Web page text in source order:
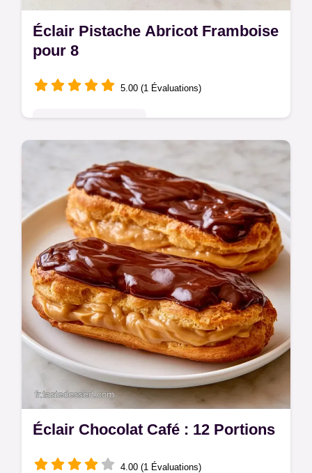
Éclair Pistache Abricot Framboise
pour 8
5.00 (1 Évaluations)
La pâte à choux s'affaisse souvent à la
cuisson. Cet Éclair pistache abricot
framboise reste croquant et inclut un guide
de dépannage pour réussir.
Éclair Chocolat Café : 12 Portions
4.00 (1 Évaluations)